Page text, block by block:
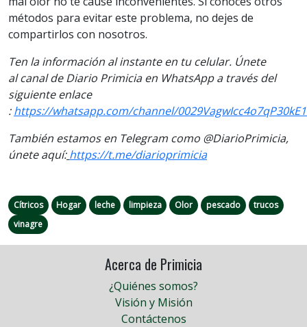
métodos para evitar este problema, no dejes de
compartirlos con nosotros.
Ten la información al instante en tu celular. Únete
al canal de Diario Primicia en WhatsApp a través del
siguiente enlace
: https://whatsapp.com/channel/
También estamos en Telegram como @DiarioPrimicia,
únete aquí: https://t.me/diarioprimicia
Cítricos Hogar leche limpieza Olor pescado
trucos
vinagre
Acerca de Primicia
¿Quiénes somos?
Visión y Misión
Contáctenos